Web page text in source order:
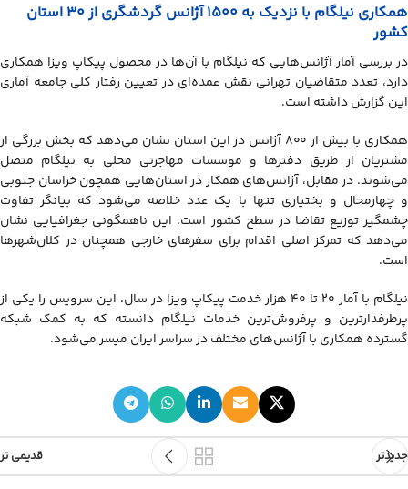
همکاری نیلگام با نزدیک به ۱۵۰۰ آژانس گردشگری از ۳۰ استان
کشور
در بررسی آمار آژانس‌هایی که نیلگام با آن‌ها در محصول پیکاپ ویزا همکاری
دارد، تعدد متقاضیان تهرانی نقش عمده‌ای در تعیین رفتار کلی جامعه آماری
این گزارش داشته است.
همکاری با بیش از ۸۰۰ آژانس در این استان نشان می‌دهد که بخش بزرگی از
مشتریان از طریق دفترها و موسسات مهاجرتی محلی به نیلگام متصل
می‌شوند. در مقابل، آژانس‌های همکار در استان‌هایی همچون خراسان جنوبی
و چهارمحال و بختیاری تنها با یک عدد خلاصه می‌شود که بیانگر تفاوت
چشمگیر توزیع تقاضا در سطح کشور است. این ناهمگونی جغرافیایی نشان
می‌دهد که تمرکز اصلی اقدام برای سفرهای خارجی همچنان در کلان‌شهرها
است.
نیلگام با آمار ۲۰ تا ۴۰ هزار خدمت پیکاپ ویزا در سال، این سرویس را یکی از
پرطرفدارترین و پرفروش‌ترین خدمات نیلگام دانسته که به کمک شبکه
گسترده همکاری با آژانس‌های مختلف در سراسر ایران میسر می‌شود.
جدیدتر قدیمی تر